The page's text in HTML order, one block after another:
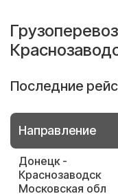
Последние
Направление
Донецк -
Краснозаводск
Московская обл